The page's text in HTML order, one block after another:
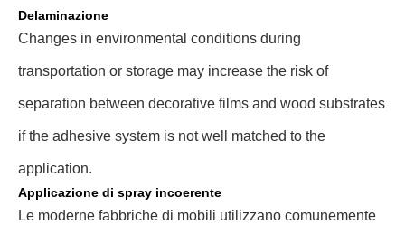
Delaminazione
Changes in environmental conditions during
transportation or storage may increase the risk of
separation between decorative films and wood substrates
if the adhesive system is not well matched to the
application.
Applicazione di spray incoerente
Le moderne fabbriche di mobili utilizzano comunemente